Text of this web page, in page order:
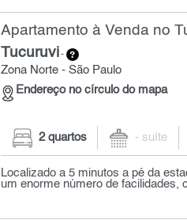
Apartamento à Venda no
Tucuruvi-
Zona Norte - São Paulo
Endereço no círculo do mapa
2 quartos - suíte
Localizado a 5 minutos a pé da
um enorme número de facilidades,